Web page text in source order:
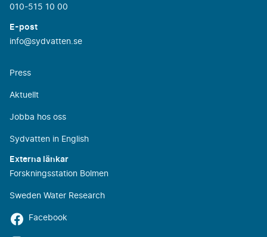
010-515 10 00
E-post
info@sydvatten.se
Press
Aktuellt
Jobba hos oss
Sydvatten in English
Externa länkar
Forskningsstation Bolmen
Sweden Water Research
Facebook